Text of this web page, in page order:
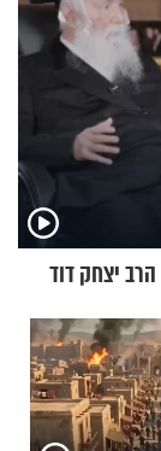
יצחק דוד